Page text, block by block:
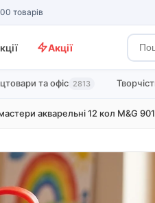
товарів
Акції
та офіс 2813
акварельні 12 кол M&G